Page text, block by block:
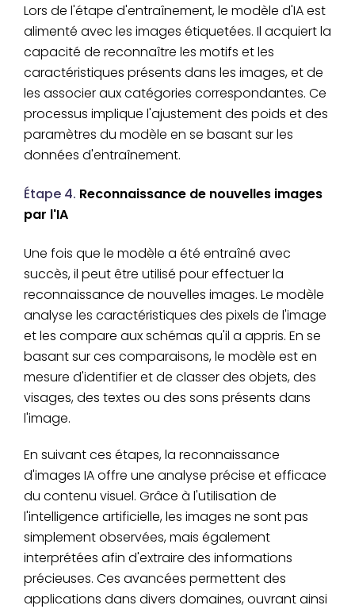
Lors de l'étape d'entraînement, le modèle d'IA est
alimenté avec les images étiquetées. Il acquiert la
capacité de reconnaître les motifs et les
caractéristiques présents dans les images, et de
les associer aux catégories correspondantes. Ce
processus implique l'ajustement des poids et des
paramètres du modèle en se basant sur les
données d'entraînement.
Étape 4. Reconnaissance de nouvelles images
par l'IA
Une fois que le modèle a été entraîné avec
succès, il peut être utilisé pour effectuer la
reconnaissance de nouvelles images. Le modèle
analyse les caractéristiques des pixels de l'image
et les compare aux schémas qu'il a appris. En se
basant sur ces comparaisons, le modèle est en
mesure d'identifier et de classer des objets, des
visages, des textes ou des sons présents dans
l'image.
En suivant ces étapes, la reconnaissance
d'images IA offre une analyse précise et efficace
du contenu visuel. Grâce à l'utilisation de
l'intelligence artificielle, les images ne sont pas
simplement observées, mais également
interprétées afin d'extraire des informations
précieuses. Ces avancées permettent des
applications dans divers domaines, ouvrant ainsi